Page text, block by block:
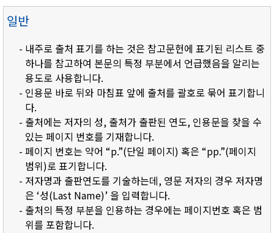
일반
- 내주로 출처 표기를 하는 것은 참고문헌에 표기된 리스트 중
하나를 참고하여 본문의 특정 부분에서 언급했음을 알리는
용도로 사용합니다.
- 인용문 바로 뒤와 마침표 앞에 출처를 괄호로 묶어 표기합니
다.
- 출처에는 저자의 성, 출처가 출판된 연도, 인용문을 찾을 수
있는 페이지 번호를 기재합니다.
- 페이지 번호는 약어 “p.”(단일 페이지) 혹은 “pp.”(페이지
범위)로 표기합니다.
- 저자명과 출판연도를 기술하는데, 영문 저자의 경우 저자명
은 ‘성(Last Name)’ 을 입력합니다.
- 출처의 특정 부분을 인용하는 경우에는 페이지번호 혹은 범
위를 포함합니다.